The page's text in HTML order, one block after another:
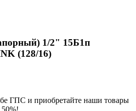
1/2" 15Б1п
(128/16)
ГПС и приобретайте наши товары